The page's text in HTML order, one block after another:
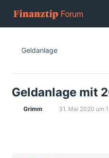
Geldanlage
Geldanlage mit
Grimm 31. Mai 2020 um